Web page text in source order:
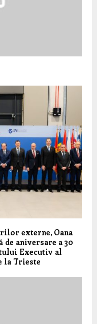
externe, Oana
aniversare a 30
Executiv al
la Trieste